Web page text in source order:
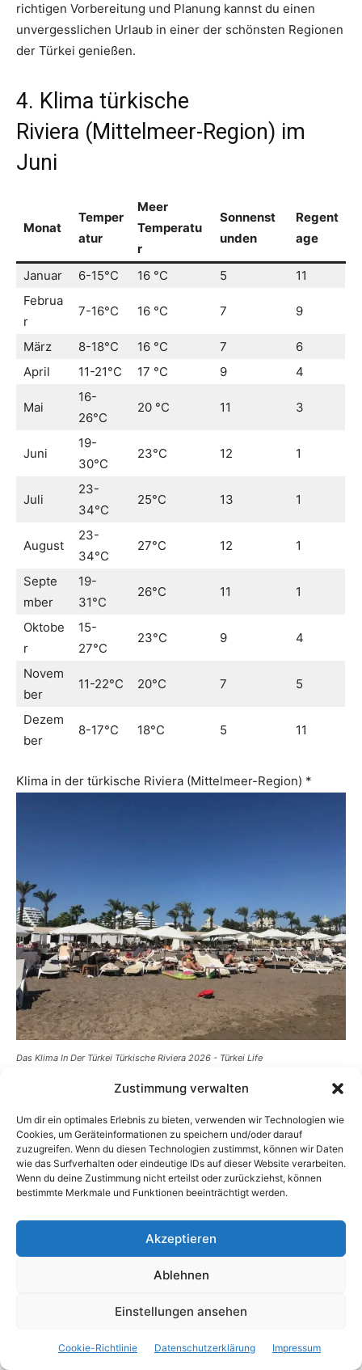
Zustimmung verwalten
Um dir ein optimales Erlebnis zu bieten, verwenden wir Technologien wie
Cookies, um Geräteinformationen zu speichern und/oder darauf
zuzugreifen. Wenn du diesen Technologien zustimmst, können wir Daten
wie das Surfverhalten oder eindeutige IDs auf dieser Website verarbeiten.
Wenn du deine Zustimmung nicht erteilst oder zurückziehst, können
bestimmte Merkmale und Funktionen beeinträchtigt werden.
Akzeptieren
Ablehnen
Einstellungen ansehen
Cookie-Richtlinie Datenschutzerklärung Impressum
richtigen Vorbereitung und Planung kannst du einen
unvergesslichen Urlaub in einer der schönsten Regionen
der Türkei genießen.
4. Klima türkische
Riviera (Mittelmeer-Region) im
Juni
Monat
Temper
atur
Meer
Temperatu
r
Sonnenst
unden
Regent
age
Januar 6-15°C 16 °C 5
11
Februa
r
7-16°C 16 °C 7 9
März 8-18°C 16 °C 7
6
April
11-21°C 17 °C 9 4
Mai
16-
26°C
20 °C 11 3
Juni
19-
30°C
23°C 12 1
Juli
23-
34°C
25°C 13 1
August
23-
34°C
27°C 12 1
Septe
mber
19-
31°C
26°C 11 1
Oktobe
r
15-
27°C
23°C 9 4
Novem
ber
11-22°C 20°C 7 5
Dezem
ber
8-17°C 18°C 5 11
Klima in der türkische Riviera (Mittelmeer-Region) *
Das Klima In Der Türkei Türkische Riviera 2026 - Türkei Life
Im Juni erwacht die türkische Riviera, auch bekannt als
die Türkisküste, zum Leben mit warmem Wetter und
beginnendem Sommertrubel. Dieses beliebte
Urlaubsziel, das sich entlang des Mittelmeers erstreckt,
bietet ideale Bedingungen für Sonnenanbeter,
Kulturliebhaber und Abenteuersuchende. Hier ist, was du
vom Klima an der türkischen Riviera im Juni erwarten
Die Tagestemperaturen sind warm und
angenehm, oft zwischen 25°C und 30°C. Die Wärme